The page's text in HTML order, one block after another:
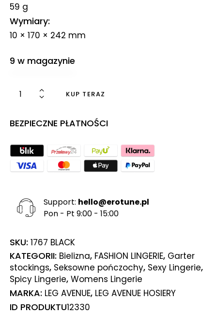
59 g
Wymiary
10 × 170 × 242 mm
9 w magazynie
KUP TERAZ
BEZPIECZNE PŁATNOŚCI
Support: hello@erotune.pl
Pon - Pt 9:00 - 15:00
SKU: 1767 BLACK
KATEGORII: Bielizna, FASHION LINGERIE, Garter
stockings, Seksowne pończochy, Sexy Lingerie,
Spicy Lingerie, Womens Lingerie
MARKA: LEG AVENUE, LEG AVENUE HOSIERY
ID PRODUKTU12330